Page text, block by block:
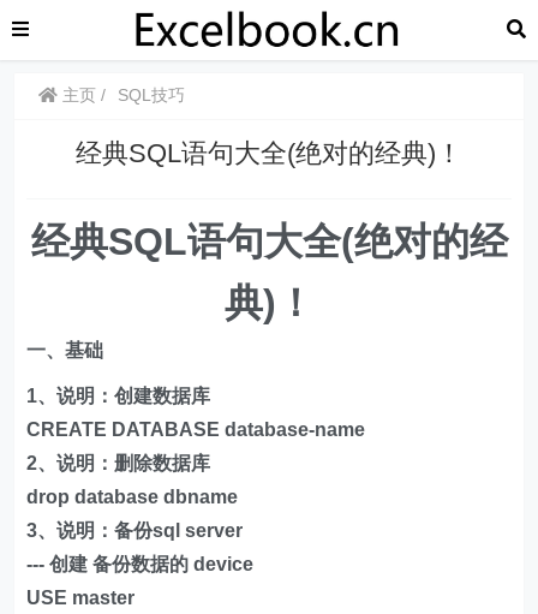
主页 SQL技巧
经典SQL语句大全(绝对的经典)！
经典SQL语句大全(绝对的经
典)！
一、基础
1、说明：创建数据库
CREATE DATABASE database-name
2、说明：删除数据库
drop database dbname
3、说明：备份sql server
--- 创建 备份数据的 device
USE master